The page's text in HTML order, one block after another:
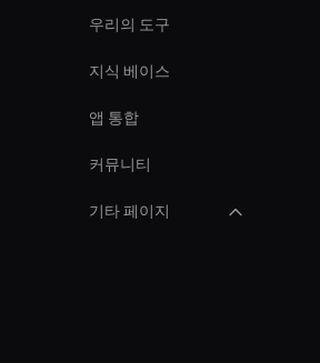
우리의 도구
지식 베이스
앱 통합
커뮤니티
기타 페이지